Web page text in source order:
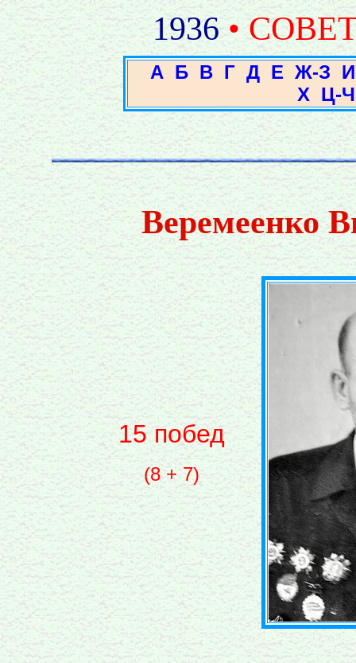
1936 •
А Б В Г Д Е Ж-З И
Х Ц-Ч
Веремеенко
15 побед
(8 + 7)